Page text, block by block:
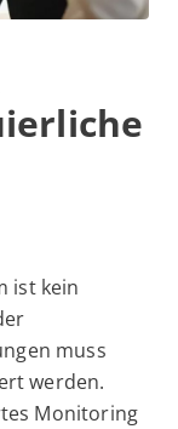
ist kein
muss
werden.
Monitoring